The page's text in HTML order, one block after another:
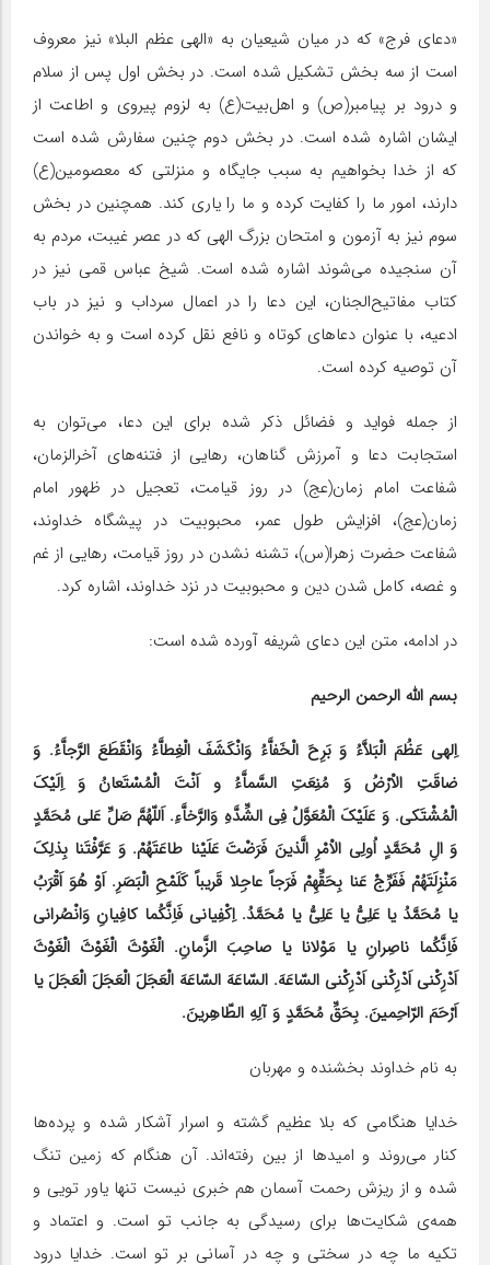
«دعای فرج» که در میان شیعیان به «الهی عظم البلا» نیز معروف
است از سه بخش تشکیل شده است. در بخش اول پس از سلام
و درود بر پیامبر(ص) و اهل‌بیت(ع) به لزوم پیروی و اطاعت از
ایشان اشاره شده است. در بخش دوم چنین سفارش شده است
که از خدا بخواهیم به سبب جایگاه و منزلتی که معصومین(ع)
دارند، امور ما را کفایت کرده و ما را یاری کند. همچنین در بخش
سوم نیز به آزمون و امتحان بزرگ الهی که در عصر غیبت، مردم به
آن سنجیده می‌شوند اشاره شده است. شیخ عباس قمی نیز در
کتاب مفاتیح‌الجنان، این دعا را در اعمال سرداب و نیز در باب
ادعیه، با عنوان دعاهای کوتاه و نافع نقل کرده است و به خواندن
آن توصیه کرده است.
از جمله فواید و فضائل ذکر شده برای این دعا، می‌توان به
استجابت دعا و آمرزش گناهان، رهایی از فتنه‌های آخرالزمان،
شفاعت امام زمان(عج) در روز قیامت، تعجیل در ظهور امام
زمان(عج)، افزایش طول عمر، محبوبیت در پیشگاه خداوند،
شفاعت حضرت زهرا(س)، تشنه نشدن در روز قیامت، رهایی از غم
و غصه، کامل شدن دین و محبوبیت در نزد خداوند، اشاره کرد.
در ادامه، متن این دعای شریفه آورده شده است:
بسم الله الرحمن الرحیم
اِلهی عَظُمَ الْبَلاَّءُ وَ بَرِحَ الْخَفاَّءُ وَانْکَشَفَ الْغِطاَّءُ وَانْقَطَعَ الرَّجاَّءُ. وَ
ضاقَتِ الاْرْضُ وَ مُنِعَتِ السَّماَّءُ و اَنْتَ الْمُسْتَعانُ وَ اِلَیْکَ
الْمُشْتَکی. وَ عَلَیْکَ الْمُعَوَّلُ فِی الشِّدَّهِ وَالرَّخاَّءِ. اَللّهُمَّ صَلِّ عَلی مُحَمَّدٍ
وَ الِ مُحَمَّدٍ اُولِی الاْمْرِ الَّذینَ فَرَضْتَ عَلَیْنا طاعَتَهُمْ. وَ عَرَّفْتَنا بِذلِکَ
مَنْزِلَتَهُمْ فَفَرِّجْ عَنا بِحَقِّهِمْ فَرَجاً عاجِلا قَریباً کَلَمْحِ الْبَصَرِ. اَوْ هُوَ اَقْرَبُ
یا مُحَمَّدُ یا عَلِیُّ یا عَلِیُّ یا مُحَمَّدُ. اِکْفِیانی فَاِنَّکُما کافِیانِ وَانْصُرانی
فَاِنَّکُما ناصِرانِ یا مَوْلانا یا صاحِبَ الزَّمانِ. الْغَوْثَ الْغَوْثَ الْغَوْثَ
اَدْرِکْنی اَدْرِکْنی اَدْرِکْنی السّاعَهَ. السّاعَهَ السّاعَهَ الْعَجَلَ الْعَجَلَ الْعَجَلَ یا
اَرْحَمَ الرّاحِمینَ. بِحَقِّ مُحَمَّدٍ وَ آلِهِ الطّاهِرینَ.
به نام خداوند بخشنده و مهربان
خدایا هنگامی که بلا عظیم گشته و اسرار آشکار شده و پرده‌ها
کنار می‌روند و امیدها از بین رفته‌اند. آن هنگام که زمین تنگ
شده و از ریزش رحمت آسمان هم خبری نیست تنها یاور تویی و
همه‌ی شکایت‌ها برای رسیدگی به جانب تو است. و اعتماد و
تکیه ما چه در سختی و چه در آسانی بر تو است. خدایا درود